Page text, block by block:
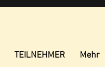
TEILNEHMER Mehr